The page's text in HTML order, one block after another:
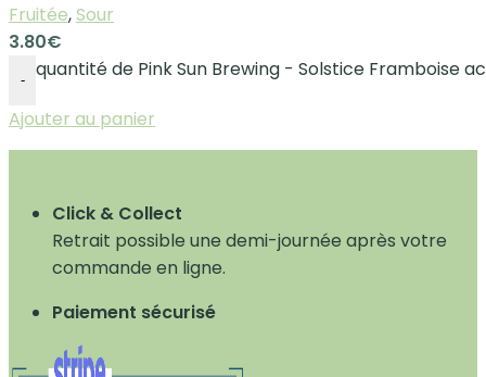
Fruitée,Sour
3.80€
-
quantité de Pink Sun Brewing - Solstice Framboise
Ajouter au panier
Click & Collect
Retrait possible une demi-journée après votre
commande en ligne.
Paiement sécurisé